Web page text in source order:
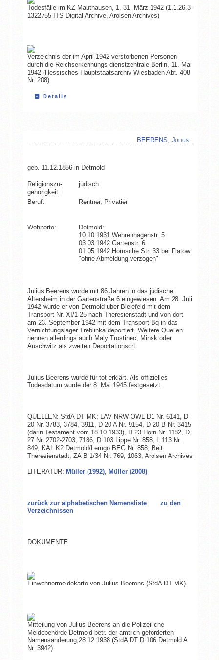
Todesfälle im KZ Mauthausen, 1.-31. März 1942 (1.1.26.3-
1322755-ITS Digital Archive, Arolsen Archives)
Verzeichnis der im April 1942 verstorbenen Personen
durch die Reichserkennungs-dienstzentrale Berlin, 11. Mai
1942 (Hessisches Hauptstaatsarchiv Wiesbaden Abt. 408
Nr. 208)
Details
BEERENS, Julius
geb. 11.12.1856 in Detmold
Religionszu­
gehörigkeit:
jüdisch
Beruf: Rentner, Privatier
Wohnorte:
Detmold:
10.10.1931 Wehrenhagenstr. 5
03.03.1942 Gartenstr. 6
01.05.1942 Hornsche Str. 33 bei Flatow
"ohne Abmeldung verzogen"
Julius Beerens wurde mit 86 Jahren in das jüdische
Altersheim in der Gartenstraße 6 eingewiesen. Am 28. Juli
1942 wurde er von Detmold über Bielefeld mit dem
Transport Nr. XI/1-25 nach Theresienstadt und von dort
am 23. September 1942 mit dem Transport Bq in das
Vernichtungslager Treblinka deportiert. Weitere Quellen
nennen allerdings auch Maly Trostinec, Minsk oder
Auschwitz als zweiten Deportationsort.
Julius Beerens wurde für tot erklärt. Als offizielles
Todesdatum wurde der 8. Mai 1945 festgesetzt.
QUELLEN: StdA DT MK; LAV NRW OWL D1 Nr. 6141, D
20 Nr. 3783, 3784, 3911, D 20 A Nr. 9154, D 20 B Nr. 3415
(darin Testament vom 18.10.1933), D 23 Horn Nr. 1182, D
27 Nr. 2702-2703, 7186, D 103 Lippe Nr. 858, L 113 Nr.
849; KAL K2 Detmold/Lemgo BEG Nr. 858; Beit
Theresienstadt; ZA B 1/34 Nr. 769, 1063; Arolsen Archives
LITERATUR: Müller (1992), Müller (2008)
zurück zur alphabetischen Namensliste
zu den
Verzeichnissen
DOKUMENTE
Einwohnermeldekarte von Julius Beerens (StdA DT MK)
Mitteilung von Julius Beerens an die Polizeiliche
Meldebehörde Detmold betr. der amtlich geforderten
Namensänderung,28.12.1938 (StdA DT D 106 Detmold A
Nr. 3942)